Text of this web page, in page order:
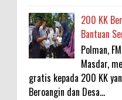
200 KK
Bantuan
Polman,
Masdar,
gratis kepada 200 KK
Beroangin dan Desa...